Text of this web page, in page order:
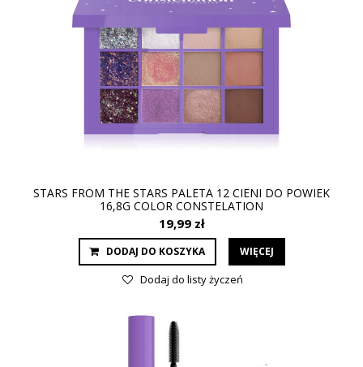
STARS FROM THE STARS PALETA 12 CIENI DO POWIEK
16,8G COLOR CONSTELATION
19,99 zł
DODAJ DO KOSZYKA WIĘCEJ
Dodaj do listy życzeń